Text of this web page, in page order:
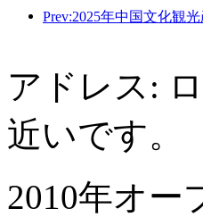
アドレス:
近いです。
2010年オー